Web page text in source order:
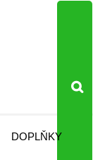
DOPLŇKY